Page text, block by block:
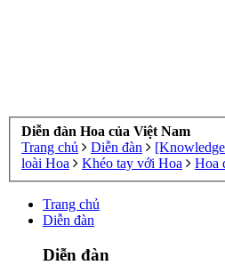
Diễn đàn Hoa của Việt Nam
Trang chủ
Diễn đàn
loài Hoa
Khéo tay với Hoa Hoa
Trang chủ
Diễn đàn
Diễn đàn